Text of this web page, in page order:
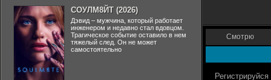
Смотрю
СОУЛМ8ЙТ (2026)
Дэвид – мужчина, который работает
инженером и недавно стал вдовцом.
Трагическое событие оставило в нем
тяжелый след. Он не может
самостоятельно